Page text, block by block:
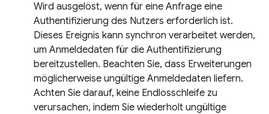
Wird ausgelöst, wenn für eine Anfrage eine
Authentifizierung des Nutzers erforderlich ist.
Dieses Ereignis kann synchron verarbeitet werden,
um Anmeldedaten für die Authentifizierung
bereitzustellen. Beachten Sie, dass Erweiterungen
möglicherweise ungültige Anmeldedaten liefern.
Achten Sie darauf, keine Endlosschleife zu
verursachen, indem Sie wiederholt ungültige